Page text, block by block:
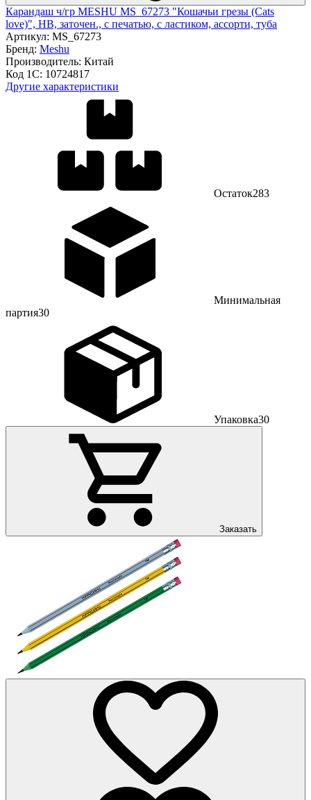
Карандаш ч/гр MESHU MS_67273 "Кошачьи грезы (Cats
love)", HB, заточен., с печатью, с ластиком, ассорти, туба
Артикул: MS_67273
Бренд: Meshu
Производитель: Китай
Код 1С: 10724817
Другие характеристики
Остаток283
Минимальная
партия30
Упаковка30
Заказать